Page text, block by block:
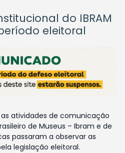
do IBRAM
eleitoral
atividades de comunicação
de Museus – Ibram e de
passaram a observar as
legislação eleitoral.